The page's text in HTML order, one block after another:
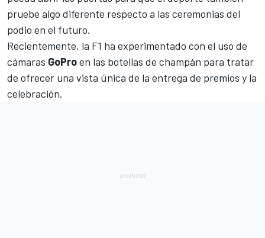
pruebe algo diferente respecto a las ceremonias del
podio en el futuro.
Recientemente, la F1 ha experimentado con el uso de
cámaras GoProen las botellas de champán para tratar
de ofrecer una vista única de la entrega de premios y la
celebración.